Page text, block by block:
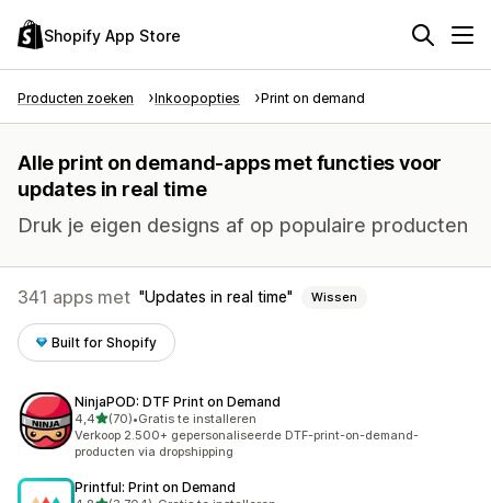
Shopify App Store
Producten zoeken Inkoopopties Print on demand
Alle print on demand-apps met functies voor
updates in real time
Druk je eigen designs af op populaire producten
341 apps met Updates in real time Wissen
Built for Shopify
NinjaPOD: DTF Print on Demand
4,4van 5 sterren
(70)
70 recensies in totaal
•Gratis te installeren
Verkoop 2.500+ gepersonaliseerde DTF-print-on-demand-
producten via dropshipping
Printful: Print on Demand